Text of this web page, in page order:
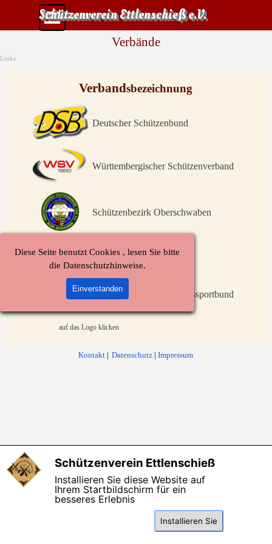
Diese Seite benutzt Cookies , lesen Sie bitte
die Datenschutzhinweise.
Einverstanden
Direkt zum Seiteninhalt
Schützenverein Ettlenschieß e.V.
Menü überspringen
Verbände
Links
Verbandsbezeichnung
Deutscher Schützenbund
Württembergischer Schützenverband
Schützenbezirk Oberschwaben
Schützenkreis Ulm
Württembergischer Landessportbund
auf das Logo klicken
Kontakt | Datenschutz | Impressum
Schützenverein Ettlenschieß
Installieren Sie diese Website auf
Ihrem Startbildschirm für ein
besseres Erlebnis
Installieren Sie
X